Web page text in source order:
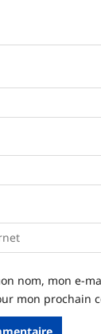
nom, mon e-
mon prochain